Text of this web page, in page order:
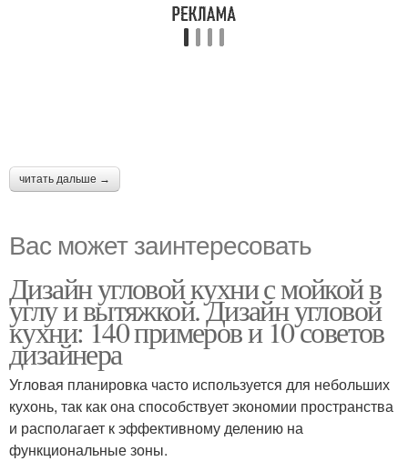
читать дальше →
Вас может заинтересовать
Дизайн угловой кухни с мойкой в
углу и вытяжкой. Дизайн угловой
кухни: 140 примеров и 10 советов
дизайнера
Угловая планировка часто используется для небольших
кухонь, так как она способствует экономии пространства
и располагает к эффективному делению на
функциональные зоны.